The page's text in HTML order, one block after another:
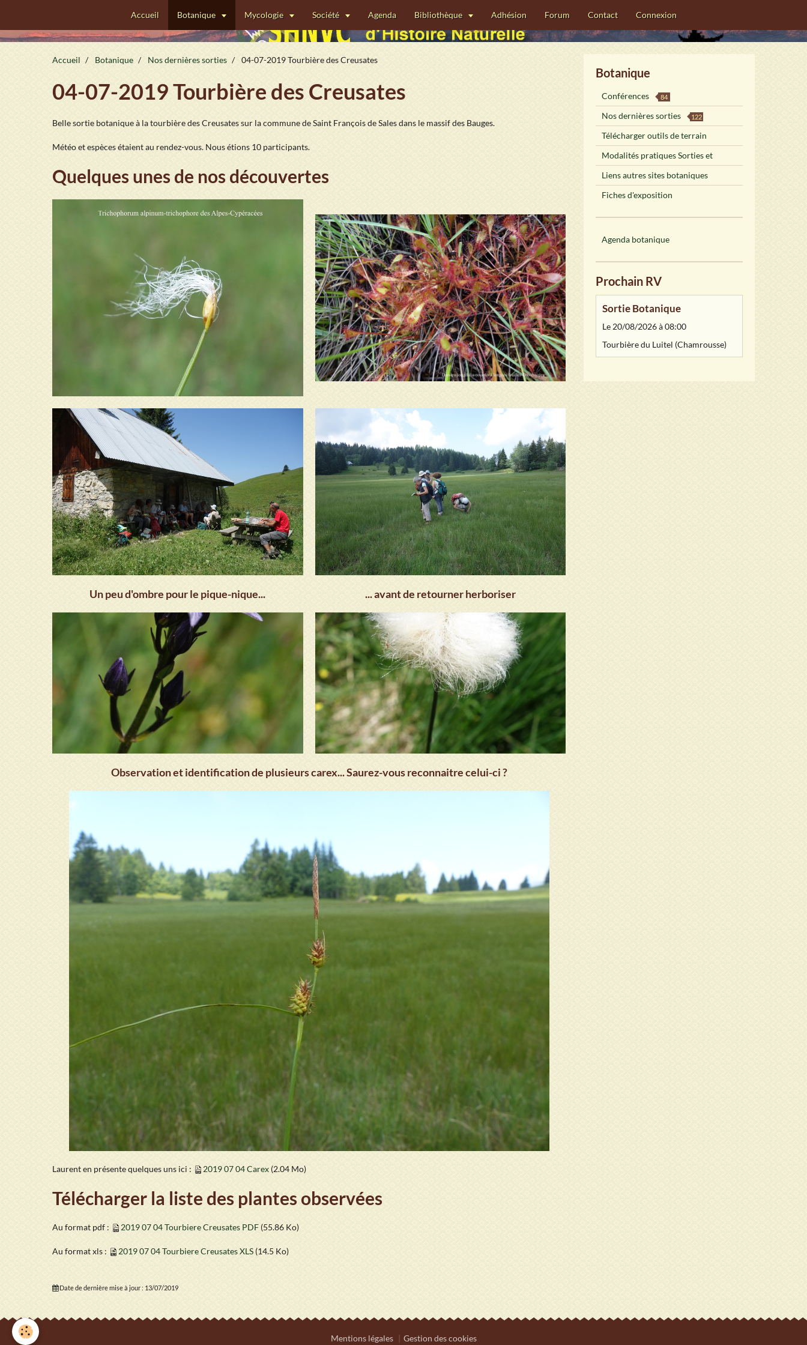
Accueil Botanique Mycologie Société Agenda Bibliothèque Adhésion Forum Contact Connexion
Accueil Botanique Nos dernières sorties 04-07-2019 Tourbière des Creusates
04-07-2019 Tourbière des Creusates
Belle sortie botanique à la tourbière des Creusates sur la commune de Saint François de Sales dans le massif des Bauges.
Météo et espèces étaient au rendez-vous. Nous étions 10 participants.
Quelques unes de nos découvertes
Un peu d'ombre pour le pique-nique... ... avant de retourner herboriser
Observation et identification de plusieurs carex... Saurez-vous reconnaitre celui-ci ?
Laurent en présente quelques uns ici : 2019 07 04 Carex(2.04 Mo)
Télécharger la liste des plantes observées
Au format pdf : 2019 07 04 Tourbiere Creusates PDF(55.86 Ko)
Au format xls : 2019 07 04 Tourbiere Creusates XLS(14.5 Ko)
Date de dernière mise à jour : 13/07/2019
Botanique
Conférences 84
Nos dernières sorties 122
Télécharger outils de terrain
Modalités pratiques Sorties et
Liens autres sites botaniques
Fiches d'exposition
Agenda botanique
Prochain RV
Sortie Botanique
Le 20/08/2026à 08:00
Tourbière du Luitel (Chamrousse)
Mentions légales Gestion des cookies